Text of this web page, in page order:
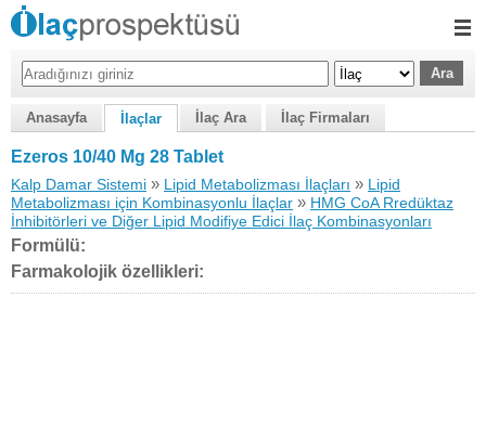
Anasayfa İlaçlar İlaç Ara İlaç Firmaları
Ezeros 10/40 Mg 28 Tablet
Kalp Damar Sistemi » Lipid Metabolizması İlaçları » Lipid
Metabolizması için Kombinasyonlu İlaçlar » HMG CoA Rredüktaz
İnhibitörleri ve Diğer Lipid Modifiye Edici İlaç Kombinasyonları
Formülü:
Farmakolojik özellikleri: